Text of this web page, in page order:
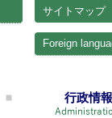
サイトマップ
Foreign
行政情報